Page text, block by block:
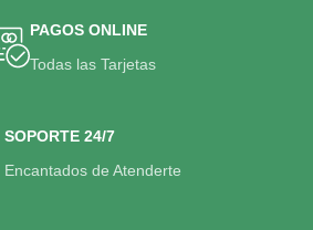
PAGOS ONLINE
Todas las Tarjetas
SOPORTE 24/7
Encantados de Atenderte